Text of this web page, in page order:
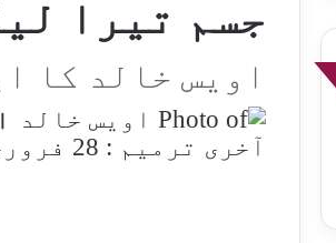
جسم تیرا
اویس خالد کا
آخری ترمیم : 28 فروری, 2020